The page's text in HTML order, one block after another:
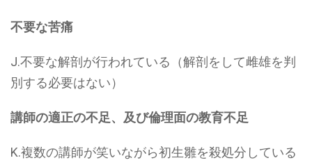
不要な苦痛
J.不要な解剖が行われている（解剖をして雌雄を判
別する必要はない）
講師の適正の不足、及び倫理面の教育不足
K.複数の講師が笑いながら初生雛を殺処分している